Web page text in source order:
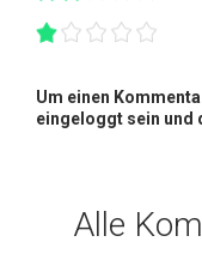
Um einen
eingeloggt sein und
Alle